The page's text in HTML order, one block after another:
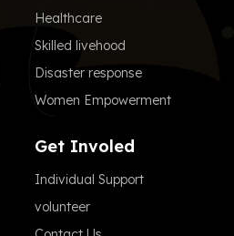
Healthcare
Skilled livehood
Disaster response
Women Empowerment
Get Involed
Individual Support
volunteer